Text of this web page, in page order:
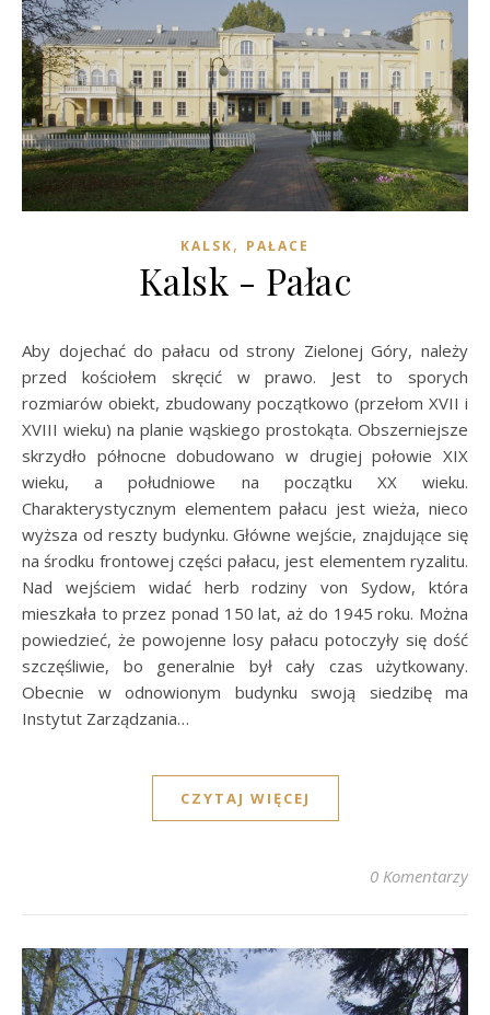
KALSK, PAŁACE
Kalsk - Pałac
Aby dojechać do pałacu od strony Zielonej Góry, należy
przed kościołem skręcić w prawo. Jest to sporych
rozmiarów obiekt, zbudowany początkowo (przełom XVII i
XVIII wieku) na planie wąskiego prostokąta. Obszerniejsze
skrzydło północne dobudowano w drugiej połowie XIX
wieku, a południowe na początku XX wieku.
Charakterystycznym elementem pałacu jest wieża, nieco
wyższa od reszty budynku. Główne wejście, znajdujące się
na środku frontowej części pałacu, jest elementem ryzalitu.
Nad wejściem widać herb rodziny von Sydow, która
mieszkała to przez ponad 150 lat, aż do 1945 roku. Można
powiedzieć, że powojenne losy pałacu potoczyły się dość
szczęśliwie, bo generalnie był cały czas użytkowany.
Obecnie w odnowionym budynku swoją siedzibę ma
Instytut Zarządzania…
CZYTAJ WIĘCEJ
0 Komentarzy